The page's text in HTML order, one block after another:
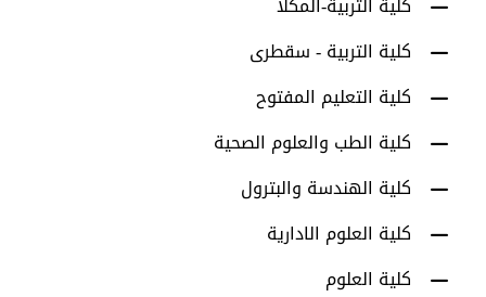
كلية التربية - سقطرى
كلية التعليم المفتوح
كلية الطب والعلوم الصحية
كلية الهندسة والبترول
كلية العلوم الادارية
كلية العلوم